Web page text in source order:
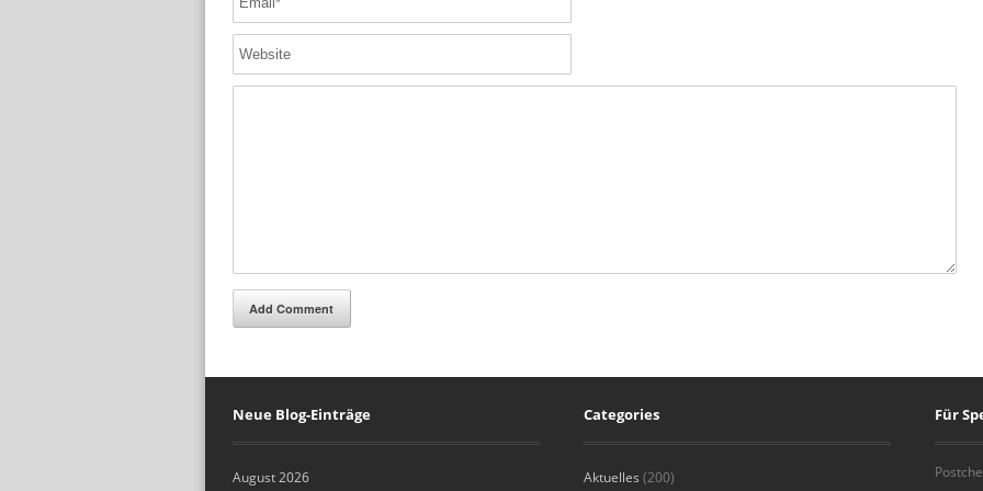
Add Comment
Neue Blog-Einträge
August 2026
Categories
Aktuelles (200)
Für